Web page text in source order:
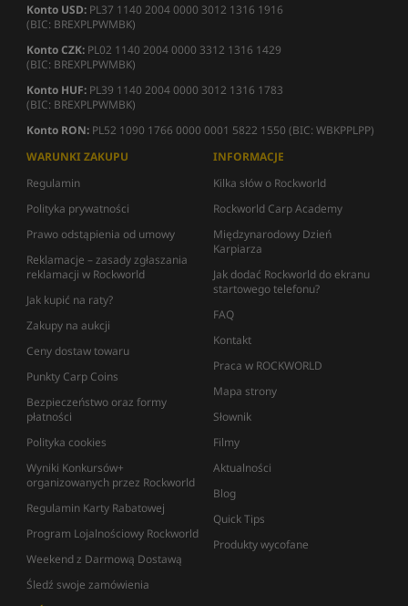
Konto USD: PL37 1140 2004 0000 3012 1316 1916
(BIC: BREXPLPWMBK)
Konto CZK: PL02 1140 2004 0000 3312 1316 1429
(BIC: BREXPLPWMBK)
Konto HUF: PL39 1140 2004 0000 3012 1316 1783
(BIC: BREXPLPWMBK)
Konto RON: PL52 1090 1766 0000 0001 5822 1550 (BIC: WBKPPLPP)
WARUNKI ZAKUPU
Regulamin
Polityka prywatności
Prawo odstąpienia od umowy
Reklamacje – zasady zgłaszania
reklamacji w Rockworld
Jak kupić na raty?
Zakupy na aukcji
Ceny dostaw towaru
Punkty Carp Coins
Bezpieczeństwo oraz formy
płatności
Polityka cookies
Wyniki Konkursów+
organizowanych przez Rockworld
Regulamin Karty Rabatowej
Program Lojalnościowy Rockworld
Weekend z Darmową Dostawą
Śledź swoje zamówienia
INFORMACJE
Kilka słów o Rockworld
Rockworld Carp Academy
Międzynarodowy Dzień
Karpiarza
Jak dodać Rockworld do ekranu
startowego telefonu?
FAQ
Kontakt
Praca w ROCKWORLD
Mapa strony
Słownik
Filmy
Aktualności
Blog
Quick Tips
Produkty wycofane